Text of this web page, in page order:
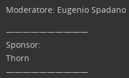
Moderatore: Eugenio Spadano
——————————
Sponsor:
Thorn
——————————